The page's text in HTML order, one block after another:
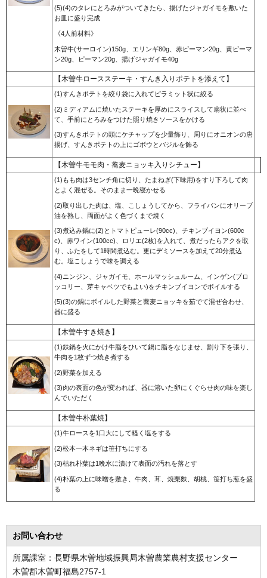
(5)(4)のタレにとろみがついてきたら、揚げたジャガイモを敷いた
お皿に盛り完成
《4人前材料》
木曽牛(サーロイン)150g、エリンギ80g、赤ピーマン20g、黄ピーマ
ン20g、ピーマン20g、揚げジャガイモ40g
【木曽牛ロースステーキ・すんき入りポテトを添えて】
(1)すんきポテトを絞り袋に入れてピラミット状に絞る
(2)ミディアムに焼いたステーキを厚めにスライスして扇状に並べ
て、手前にとろみをつけた照り焼きソースをかける
(3)すんきポテトの頭にケチャップを少量飾り、周りにオニオンの唐
揚げ、すんきポテトの上にゴボウとバジルを飾る
【木曽牛モモ肉・蕎麦ニョッキ入りシチュー】
(1)もも肉は3センチ角に切り、たまねぎ(下味用)をすり下ろして肉
とよく混ぜる。そのまま一晩寝かせる
(2)取り出した肉は、塩、こしょうしてから、フライパンにオリーブ
油を熟し、両面がよく色づくまで焼く
(3)煮込み鍋に(2)とトマトピューレ(90cc)、チキンブイヨン(600c
c)、赤ワイン(100cc)、ロリエ(2枚)を入れて、煮だったらアクを取
り、ふたをして1時間煮込む。更にデミソースを加えて20分煮込
む。塩こしょうで味を調える
(4)ニンジン、ジャガイモ、ホールマッシュルーム、インゲン(ブロ
ッコリー、芽キャベツでもよい)をチキンブイヨンでボイルする
(5)(3)の鍋にボイルした野菜と蕎麦ニョッキを茹でて混ぜ合わせ、
器に盛る
【木曽牛すき焼き】
(1)鉄鍋を火にかけ牛脂をひいて鍋に脂をなじませ、割り下を張り、
牛肉を1枚ずつ焼き煮する
(2)野菜を加える
(3)肉の表面の色が変われば、器に溶いた卵にくぐらせ肉の味を楽し
んでいただく
【木曽牛朴葉焼】
(1)牛ロースを1口大にして軽く塩をする
(2)松本一本ネギは笹打ちにする
(3)枯れ朴葉は1晩水に漬けて表面の汚れを落とす
(4)朴葉の上に味噌を敷き、牛肉、茸、焼栗麩、胡桃、笹打ち葱を盛
る
お問い合わせ
所属課室：長野県木曽地域振興局木曽農業農村支援センター
木曽郡木曽町福島2757-1